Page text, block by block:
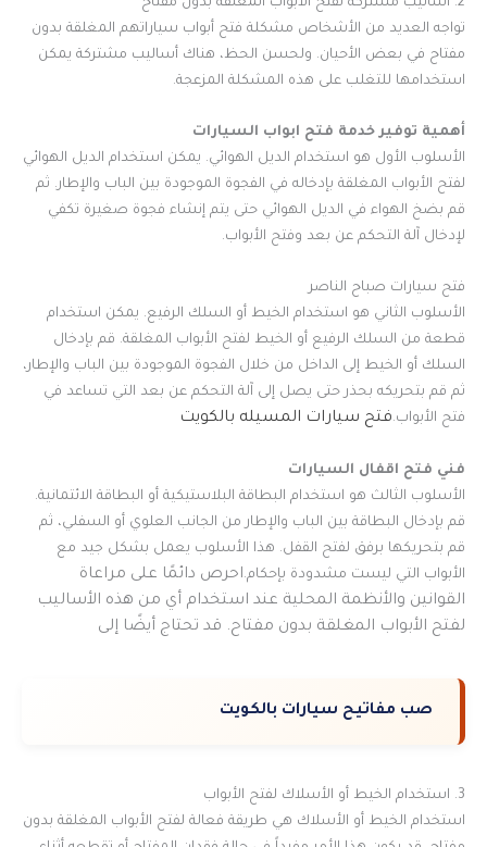
تواجه العديد من الأشخاص مشكلة فتح أبواب سياراتهم المغلقة بدون
مفتاح في بعض الأحيان. ولحسن الحظ، هناك أساليب مشتركة يمكن
استخدامها للتغلب على هذه المشكلة المزعجة.
أهمية توفير خدمة فتح ابواب السيارات
الأسلوب الأول هو استخدام الديل الهوائي. يمكن استخدام الديل الهوائي
لفتح الأبواب المغلقة بإدخاله في الفجوة الموجودة بين الباب والإطار. ثم
قم بضخ الهواء في الديل الهوائي حتى يتم إنشاء فجوة صغيرة تكفي
لإدخال آلة التحكم عن بعد وفتح الأبواب.
فتح سيارات صباح الناصر
الأسلوب الثاني هو استخدام الخيط أو السلك الرفيع. يمكن استخدام
قطعة من السلك الرفيع أو الخيط لفتح الأبواب المغلقة. قم بإدخال
السلك أو الخيط إلى الداخل من خلال الفجوة الموجودة بين الباب والإطار،
ثم قم بتحريكه بحذر حتى يصل إلى آلة التحكم عن بعد التي تساعد في
فتح الأبواب.فتح سيارات المسيله بالكويت
فني فتح اقفال السيارات
الأسلوب الثالث هو استخدام البطاقة البلاستيكية أو البطاقة الائتمانية.
قم بإدخال البطاقة بين الباب والإطار من الجانب العلوي أو السفلي، ثم
قم بتحريكها برفق لفتح القفل. هذا الأسلوب يعمل بشكل جيد مع
الأبواب التي ليست مشدودة بإحكام.احرص دائمًا على مراعاة
القوانين والأنظمة المحلية عند استخدام أي من هذه الأساليب
لفتح الأبواب المغلقة بدون مفتاح. قد تحتاج أيضًا إلى
صب مفاتيح سيارات بالكويت
3. استخدام الخيط أو الأسلاك لفتح الأبواب
استخدام الخيط أو الأسلاك هي طريقة فعالة لفتح الأبواب المغلقة بدون